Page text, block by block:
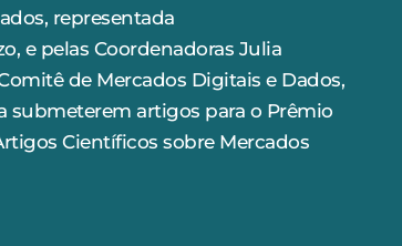
representada
e pelas Coordenadoras Julia
de Mercados Digitais e Dados,
submeterem artigos para o Prêmio
Científicos sobre Mercados